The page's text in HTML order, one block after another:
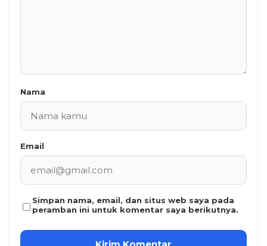
Nama
Email
Simpan nama, email, dan situs web saya pada
peramban ini untuk komentar saya berikutnya.